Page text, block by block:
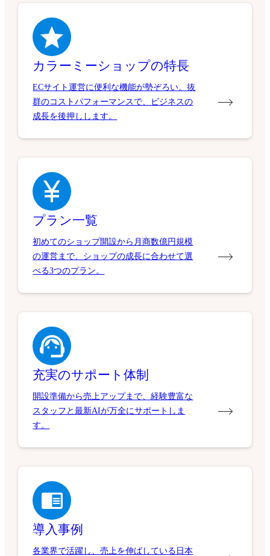
カラーミーショップの特長
ECサイト運営に便利な機能が勢ぞろい。抜
群のコストパフォーマンスで、ビジネスの
成長を後押しします。
プラン一覧
初めてのショップ開設から月商数億円規模
の運営まで、ショップの成長に合わせて選
べる3つのプラン。
充実のサポート体制
開設準備から売上アップまで、経験豊富な
スタッフと最新AIが万全にサポートしま
す。
導入事例
各業界で活躍し、売上を伸ばしている日本